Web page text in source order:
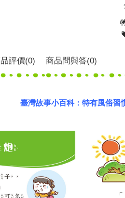
評價(0) 商品問與答(0)
臺灣故事小百科：特有風俗習